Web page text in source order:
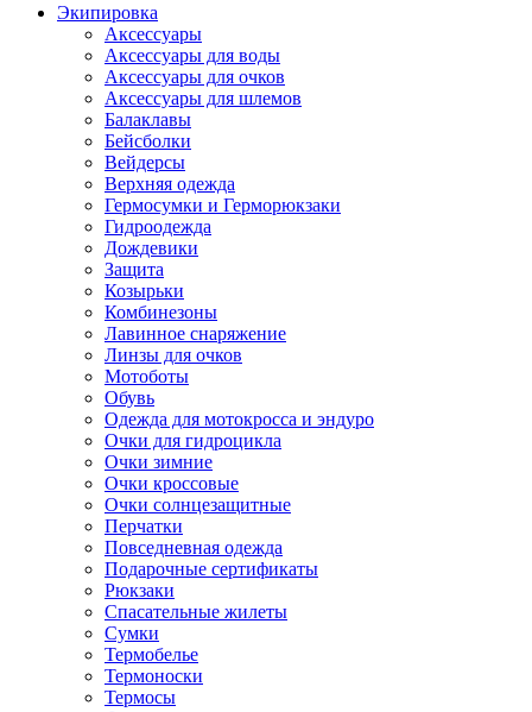
Экипировка
Аксессуары
Аксессуары для воды
Аксессуары для очков
Аксессуары для шлемов
Балаклавы
Бейсболки
Вейдерсы
Верхняя одежда
Гермосумки и Герморюкзаки
Гидроодежда
Дождевики
Защита
Козырьки
Комбинезоны
Лавинное снаряжение
Линзы для очков
Мотоботы
Обувь
Одежда для мотокросса и эндуро
Очки для гидроцикла
Очки зимние
Очки кроссовые
Очки солнцезащитные
Перчатки
Повседневная одежда
Подарочные сертификаты
Рюкзаки
Спасательные жилеты
Сумки
Термобелье
Термоноски
Термосы